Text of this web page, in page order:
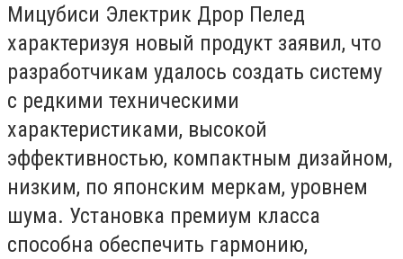
Мицубиси Электрик Дрор Пелед
характеризуя новый продукт заявил, что
разработчикам удалось создать систему
с редкими техническими
характеристиками, высокой
эффективностью, компактным дизайном,
низким, по японским меркам, уровнем
шума. Установка премиум класса
способна обеспечить гармонию,